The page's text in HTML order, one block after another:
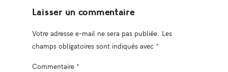
Laisser un commentaire
Votre adresse e-mail ne sera pas publiée. Les
champs obligatoires sont indiqués avec *
Commentaire *